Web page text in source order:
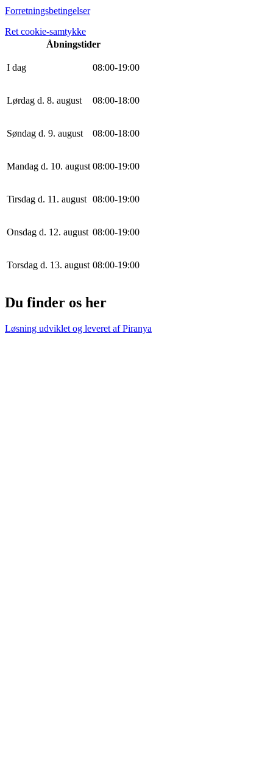
Forretningsbetingelser
Ret cookie-samtykke
Åbningstider
I dag 08:00-19:00
Lørdag d. 8. august 08:00-18:00
Søndag d. 9. august 08:00-18:00
Mandag d. 10. august 08:00-19:00
Tirsdag d. 11. august 08:00-19:00
Onsdag d. 12. august 08:00-19:00
Torsdag d. 13. august 08:00-19:00
Du finder os her
Løsning udviklet og leveret afPiranya